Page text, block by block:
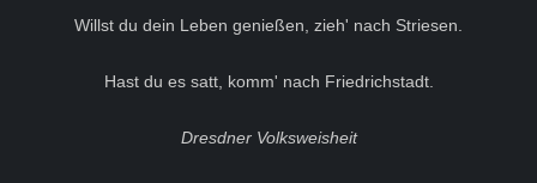
Willst du dein Leben genießen, zieh' nach Striesen.
Hast du es satt, komm' nach Friedrichstadt.
Dresdner Volksweisheit